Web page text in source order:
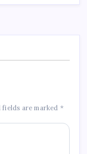
fields are marked *